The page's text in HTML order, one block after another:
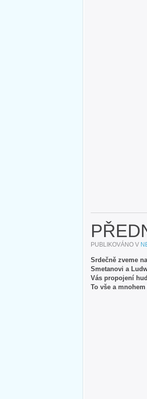
PUBLIKOVÁNO V
Srdečně zveme
Smetanovi a
Vás propojení
To vše a